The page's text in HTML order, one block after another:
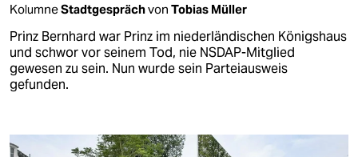
KolumneStadtgesprächvon Tobias Müller
Prinz Bernhard war Prinz im niederländischen Königshaus
und schwor vor seinem Tod, nie NSDAP-Mitglied
gewesen zu sein. Nun wurde sein Parteiausweis
gefunden.